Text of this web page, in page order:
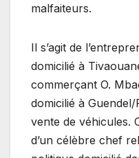
malfaiteurs.
Il s’agit de
domicilié à
commerçant O.
domicilié à Guendel/
vente de véhicules.
d’un célèbre chef